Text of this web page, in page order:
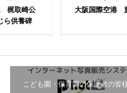
国際空港 旅客機 和歌山県
こども園・保育園の保護者の皆